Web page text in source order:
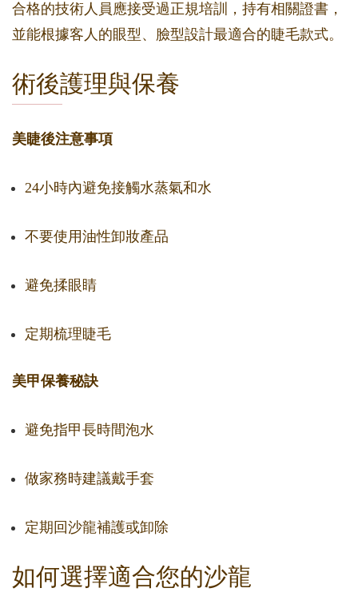
合格的技術人員應接受過正規培訓，持有相關證書，
並能根據客人的眼型、臉型設計最適合的睫毛款式。
術後護理與保養
美睫後注意事項
24小時內避免接觸水蒸氣和水
不要使用油性卸妝產品
避免揉眼睛
定期梳理睫毛
美甲保養秘訣
避免指甲長時間泡水
做家務時建議戴手套
定期回沙龍補護或卸除
如何選擇適合您的沙龍